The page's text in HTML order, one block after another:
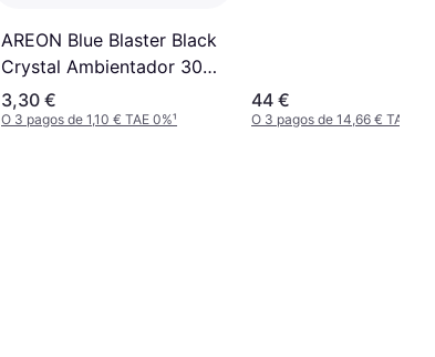
AREON Blue Blaster Black
Crystal Ambientador 30
ml
3,30 €
O 3 pagos de 1,10 € TAE 0%¹
44 €
O 3 pagos de 14,66 € TAE 0%